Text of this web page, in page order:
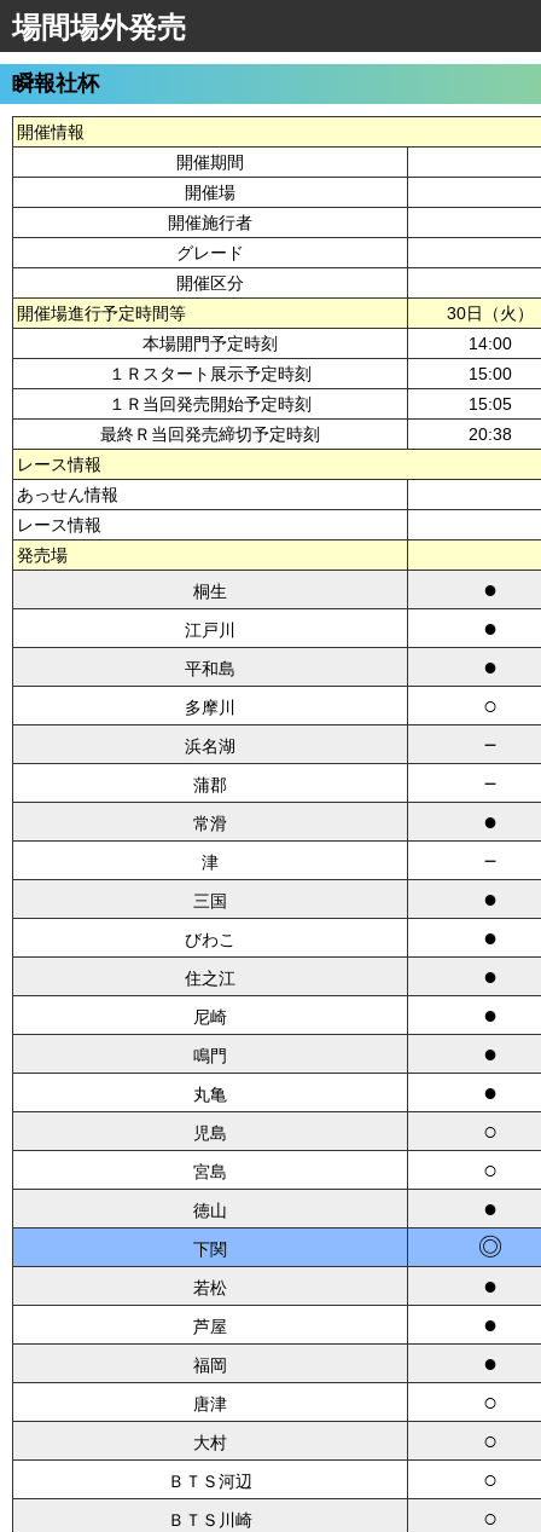
場間場外発売
瞬報社杯
開催情報
開催期間
開催場
開催施行者
グレード
開催区分
開催場進行予定時間等
30日（火）
本場開門予定時刻
14:00
１Ｒスタート展示予定時刻
15:00
１Ｒ当回発売開始予定時刻
15:05
最終Ｒ当回発売締切予定時刻
20:38
レース情報
あっせん情報
レース情報
発売場
桐生
●
江戸川 ●
平和島 ●
多摩川 ○
浜名湖 －
蒲郡 －
常滑 ●
津 －
三国 ●
びわこ ●
住之江 ●
尼崎 ●
鳴門 ●
丸亀 ●
児島 ○
宮島 ○
徳山 ●
下関 ◎
若松 ●
芦屋 ●
福岡 ●
唐津 ○
大村 ○
ＢＴＳ河辺 ○
ＢＴＳ川崎 ○